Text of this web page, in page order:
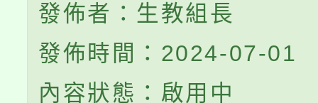
發佈者：生教組長
發佈時間：2024-07-01
內容狀態：啟用中